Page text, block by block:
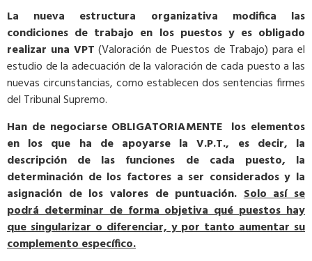
La nueva estructura organizativa modifica las
condiciones de trabajo en los puestos y es obligado
realizar una VPT (Valoración de Puestos de Trabajo) para el
estudio de la adecuación de la valoración de cada puesto a las
nuevas circunstancias, como establecen dos sentencias firmes
del Tribunal Supremo.
Han de negociarse OBLIGATORIAMENTE los elementos
en los que ha de apoyarse la V.P.T., es decir, la
descripción de las funciones de cada puesto, la
determinación de los factores a ser considerados y la
asignación de los valores de puntuación.Solo así se
podrá determinar de forma objetiva qué puestos hay
que singularizar o diferenciar, y por tanto aumentar su
complemento específico.